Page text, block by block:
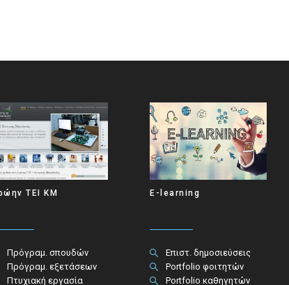
ΤΕΙ ΚΜ
Πρόγραμ. σπουδών
Πρόγραμ. εξετάσεων
Πτυχιακή εργασία
E-learning
Επιστ. δημοσιεύσεις
Portfolio φοιτητών
Portfolio καθηγητών